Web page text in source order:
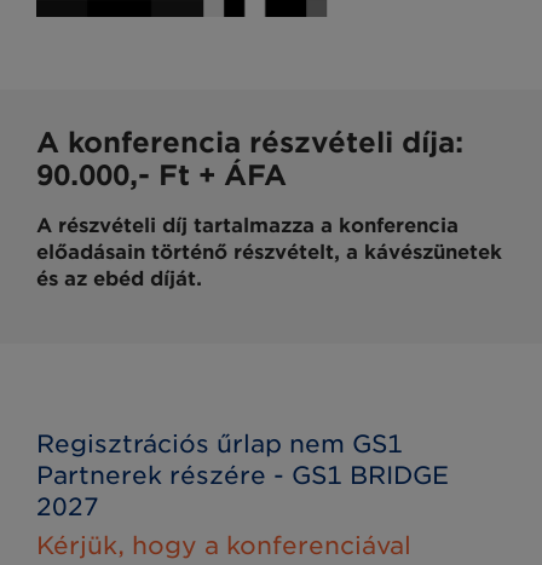
A konferencia részvételi díja:
90.000,- Ft + ÁFA
A részvételi díj tartalmazza a konferencia
előadásain történő részvételt, a kávészünetek
és az ebéd díját.
Regisztrációs űrlap nem GS1
Partnerek részére - GS1 BRIDGE
2027
Kérjük, hogy a konferenciával